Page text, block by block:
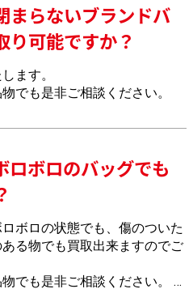
まらないブランドバ
り可能ですか？
ます。
でも是非ご相談ください。
ロボロのバッグでも
ボロの状態でも、傷のついた
る物でも買取出来ますのでご
でも是非ご相談ください。
し